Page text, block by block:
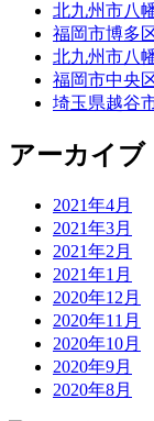
北九州市八
福岡市博多
北九州市八
福岡市中央
埼玉県越谷
アーカイブ
2021年4月
2021年3月
2021年2月
2021年1月
2020年12月
2020年11月
2020年10月
2020年9月
2020年8月